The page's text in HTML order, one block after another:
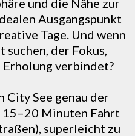
und die Nähe zur
Ausgangspunkt
Tage. Und wenn
suchen, der Fokus,
verbindet?
City See genau der
15–20 Minuten Fahrt
superleicht zu